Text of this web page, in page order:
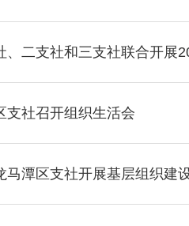
、二支社和三支社联合开展
支社召开组织生活会
马潭区支社开展基层组织建